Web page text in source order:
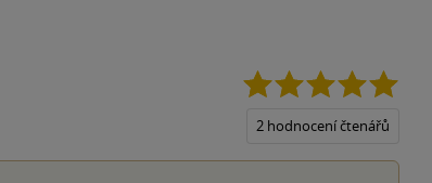
2 hodnocení čtenářů